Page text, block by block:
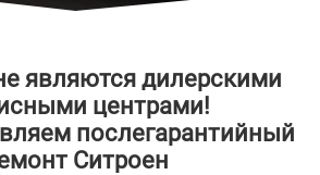
являются дилерскими
центрами!
послегарантийный
Ситроен